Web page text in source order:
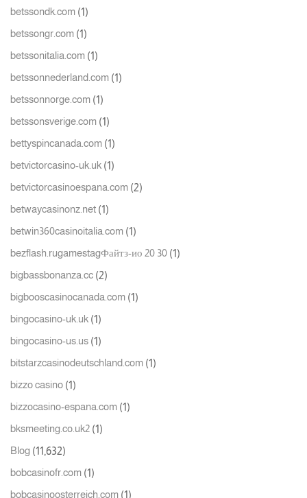
betssondk.com (1)
betssongr.com (1)
betssonitalia.com (1)
betssonnederland.com (1)
betssonnorge.com (1)
betssonsverige.com (1)
bettyspincanada.com (1)
betvictorcasino-uk.uk (1)
betvictorcasinoespana.com (2)
betwaycasinonz.net (1)
betwin360casinoitalia.com (1)
bezflash.rugamestagФайтз-ио 20 30 (1)
bigbassbonanza.cc (2)
bigbooscasinocanada.com (1)
bingocasino-uk.uk (1)
bingocasino-us.us (1)
bitstarzcasinodeutschland.com (1)
bizzo casino (1)
bizzocasino-espana.com (1)
bksmeeting.co.uk2 (1)
Blog (11,632)
bobcasinofr.com (1)
bobcasinoosterreich.com (1)